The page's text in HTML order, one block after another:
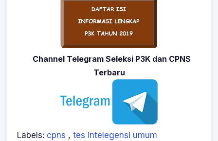
Channel Telegram Seleksi P3K dan CPNS
Terbaru
Labels: cpns , tes intelegensi umum